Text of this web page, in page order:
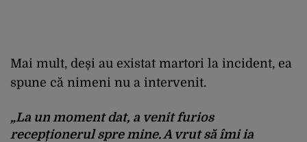
Mai mult, deși au existat martori la incident, ea
spune că nimeni nu a intervenit.
„La un moment dat, a venit furios
recepționerul spre mine. A vrut să îmi ia